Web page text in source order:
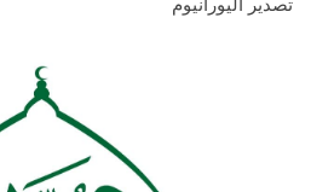
تصدير اليورانيوم